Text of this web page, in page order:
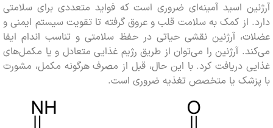
اسید آمینه‌ای ضروری است که فواید متعددی برای سلامتی
از کمک به سلامت قلب و عروق گرفته تا تقویت سیستم ایمنی و
آرژنین نقشی حیاتی در حفظ سلامتی و تناسب اندام ایفا
آرژنین را می‌توان از طریق رژیم غذایی متعادل و یا مکمل‌های
دریافت کرد. با این حال، قبل از مصرف هرگونه مکمل، مشورت
یا متخصص تغذیه ضروری است.